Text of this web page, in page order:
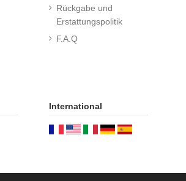
Rückgabe und
Erstattungspolitik
F.A.Q
International